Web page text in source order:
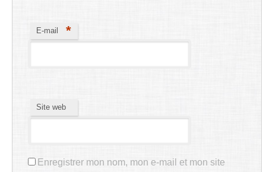
E-mail *
Site web
Enregistrer mon nom, mon e-mail et mon site